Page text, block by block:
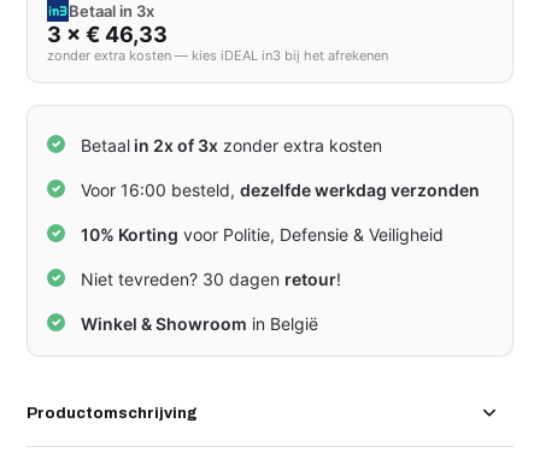
Betaal in 3x
3 × € 46,33
zonder extra kosten — kies iDEAL in3 bij het afrekenen
Betaal in 2x of 3x zonder extra kosten
Voor 16:00 besteld,dezelfde werkdag verzonden
10% Korting voor Politie, Defensie & Veiligheid
Niet tevreden? 30 dagen retour!
Winkel & Showroom in België
Productomschrijving